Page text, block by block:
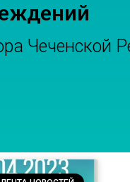
Чеченской